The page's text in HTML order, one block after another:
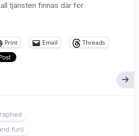
tjänsten finnas där för
Print Email
Threads
fun)